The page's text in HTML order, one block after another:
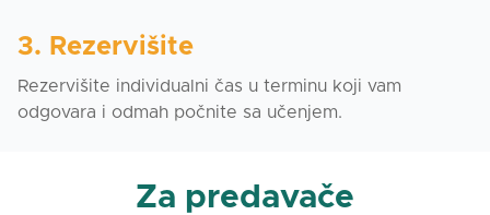
3. Rezervišite
Rezervišite individualni čas u terminu koji vam
odgovara i odmah počnite sa učenjem.
Za predavače